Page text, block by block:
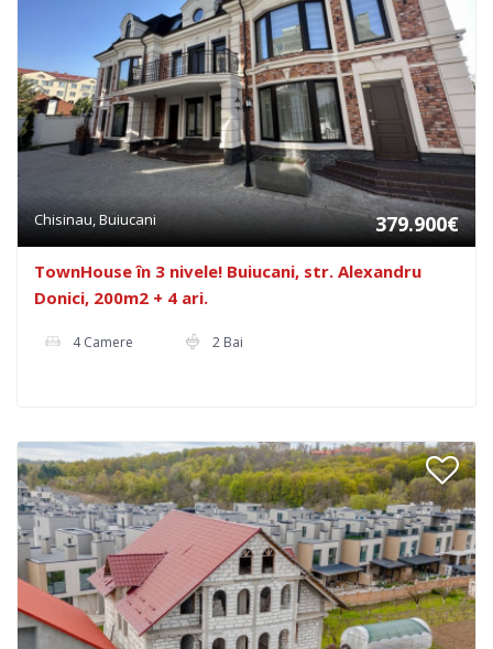
Chisinau, Buiucani 379.900€
TownHouse în 3 nivele! Buiucani, str. Alexandru
Donici, 200m2 + 4 ari.
4 Camere 2 Bai